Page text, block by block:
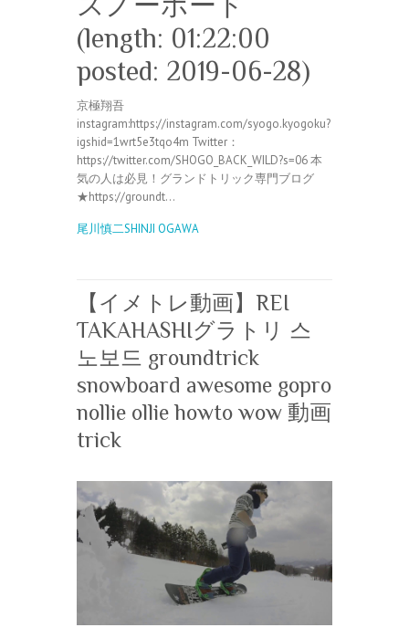
(length: 01:22:00
posted: 2019-06-28)
京極翔吾
instagram:https://instagram.com/syogo.kyogoku?
igshid=1wrt5e3tqo4m Twitter：
https://twitter.com/SHOGO_BACK_WILD?s=06 本
気の人は必見！グランドトリック専門ブログ
★https://groundt…
尾川慎二SHINJI OGAWA
【イメトレ動画】REI
TAKAHASHIグラトリ 스
노보드 groundtrick
snowboard awesome gopro
nollie ollie howto wow 動画
trick